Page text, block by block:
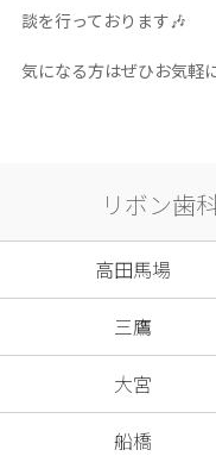
談を行っております🎶
気になる方はぜひお気軽
リボン歯
高田馬場
三鷹
大宮
船橋